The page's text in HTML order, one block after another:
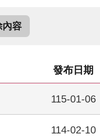
發布日期
115-01-06
114-02-10